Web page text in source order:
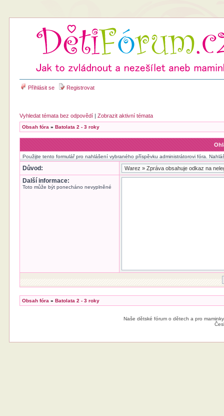
Přihlásit se Registrovat
Vyhledat témata bez odpovědí |Zobrazit aktivní témata
Obsah fóra »Batolata 2 - 3 roky
Použijte tento formulář pro nahlášení vybraného příspěvku administrátorovi fóra.
Důvod:
Další informace:
Toto může být ponecháno nevyplněné
Obsah fóra »Batolata 2 - 3 roky
Naše dětské fórum o dětech a pro